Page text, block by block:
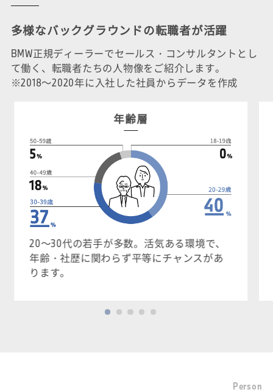
多様なバックグラウンドの転職者が活躍
BMW正規ディーラーでセールス・コンサルタントとし
て働く、転職者たちの人物像をご紹介します。
※2018～2020年に入社した社員からデータを作成
年齢層
20～30代の若手が多数。活気ある環境で、
年齢・社歴に関わらず平等にチャンスがあ
ります。
Person